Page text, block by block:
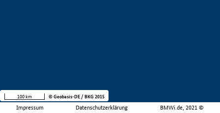
Impressum Datenschutzerklärung BMWi.de, 2021 ©
100 km © Geobasis-DE / BKG 2015